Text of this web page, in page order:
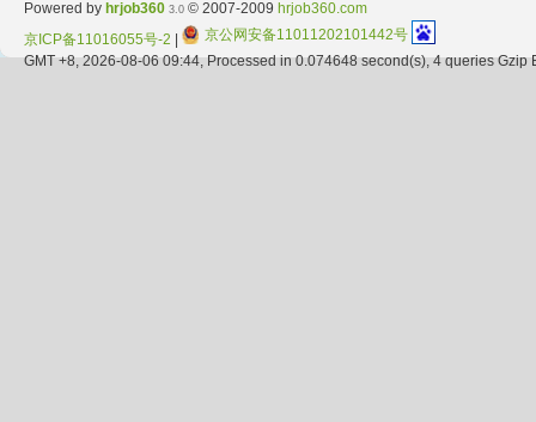
Powered by hrjob360 3.0 © 2007-2009 hrjob360.com
京ICP备11016055号-2
京公网安备11011202101442号
GMT +8, 2026-08-06 09:44, Processed in 0.074648 second(s), 4 queries Gzip